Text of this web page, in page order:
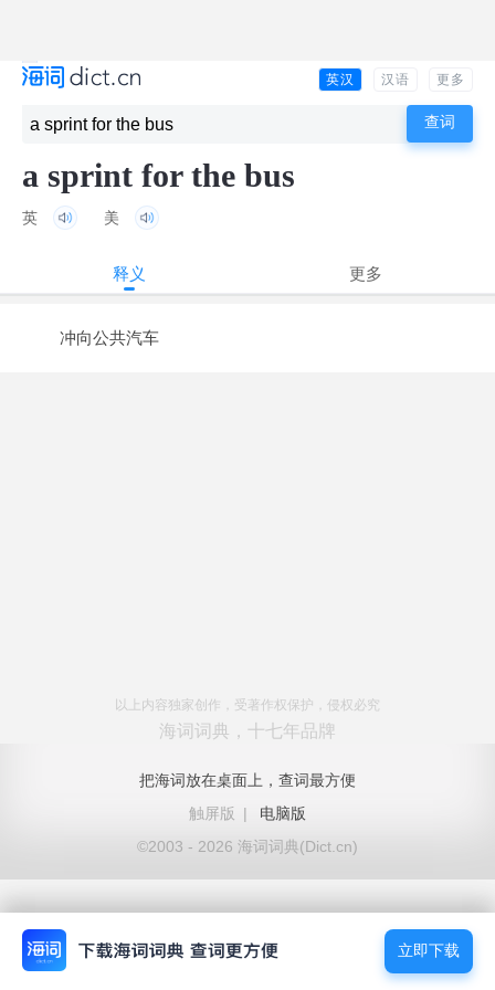
英汉 汉语 更多
a sprint for the bus
英 美
释义 更多
冲向公共汽车
以上内容独家创作，受著作权保护，侵权必究
海词词典，十七年品牌
把海词放在桌面上，查词最方便
触屏版
|
电脑版
©2003 - 2026 海词词典(Dict.cn)
立即下载
立即下载